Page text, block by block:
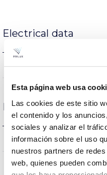
Esta página web usa
Las cookies de este sitio
el contenido y los
sociales y analizar el
información sobre el uso
nuestros partners de
web, quienes pueden
Electrical data
Dimming
Dimensions and
Weight
Measures